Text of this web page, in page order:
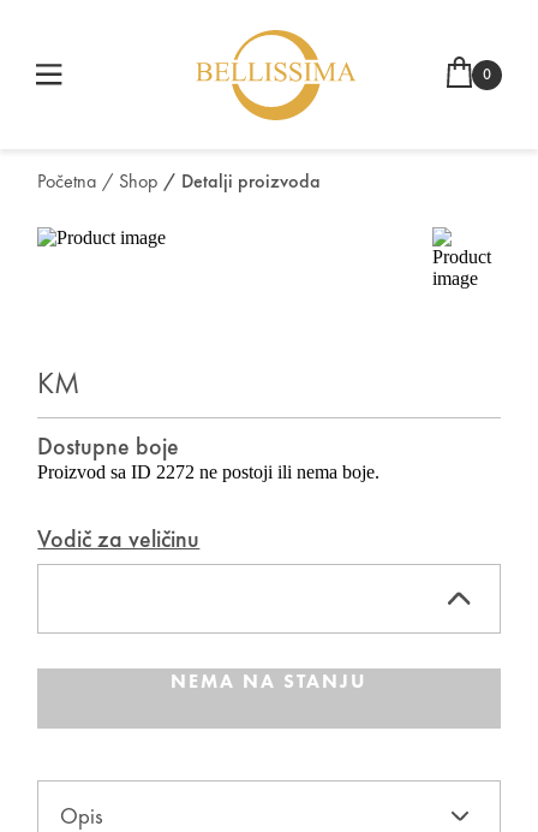
0
Početna / Shop / Detalji proizvoda
KM
Dostupne boje
Proizvod sa ID 2272 ne postoji ili nema boje.
Vodič za veličinu
NEMA NA STANJU
Opis